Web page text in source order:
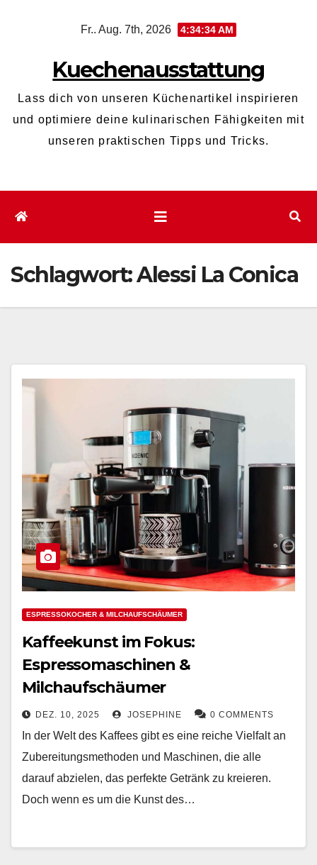
Fr.. Aug. 7th, 2026 4:34:35 AM
Kuechenausstattung
Lass dich von unseren Küchenartikel inspirieren
und optimiere deine kulinarischen Fähigkeiten mit
unseren praktischen Tipps und Tricks.
Schlagwort:Alessi La Conica
ESPRESSOKOCHER & MILCHAUFSCHÄUMER
Kaffeekunst im Fokus:
Espressomaschinen &
Milchaufschäumer
DEZ. 10, 2025 JOSEPHINE 0 COMMENTS
In der Welt des Kaffees gibt es eine reiche Vielfalt an
Zubereitungsmethoden und Maschinen, die alle
darauf abzielen, das perfekte Getränk zu kreieren.
Doch wenn es um die Kunst des…